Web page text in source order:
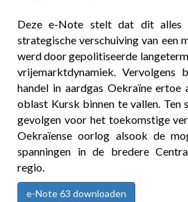
Deze e-Note stelt dat dit alles
strategische verschuiving van een
werd door gepolitiseerde
vrijemarktdynamiek. Vervolgens
handel in aardgas Oekraïne ertoe
oblast Kursk binnen te vallen. Ten
gevolgen voor het toekomstige
Oekraïense oorlog alsook de
spanningen in de bredere
regio.
e-Note 63 downloaden